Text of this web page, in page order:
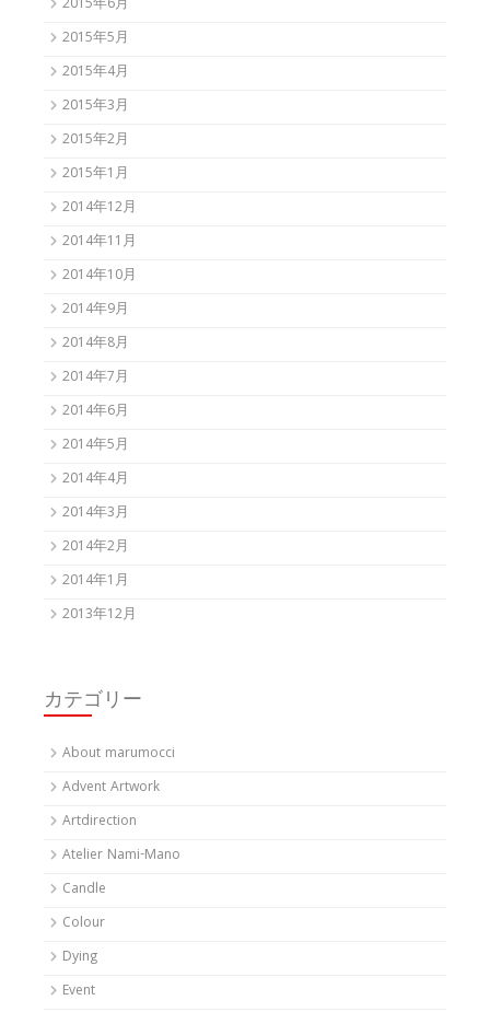
2015年6月
2015年5月
2015年4月
2015年3月
2015年2月
2015年1月
2014年12月
2014年11月
2014年10月
2014年9月
2014年8月
2014年7月
2014年6月
2014年5月
2014年4月
2014年3月
2014年2月
2014年1月
2013年12月
カテゴリー
About marumocci
Advent Artwork
Artdirection
Atelier Nami-Mano
Candle
Colour
Dying
Event